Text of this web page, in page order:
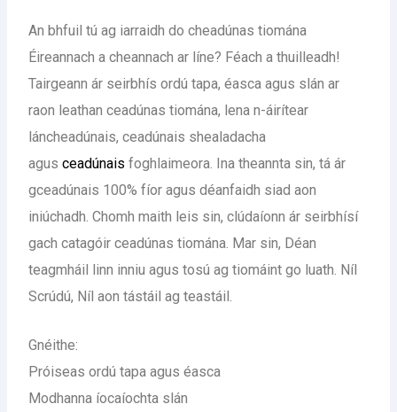
An bhfuil tú ag iarraidh do cheadúnas tiomána
Éireannach a cheannach ar líne? Féach a thuilleadh!
Tairgeann ár seirbhís ordú tapa, éasca agus slán ar
raon leathan ceadúnas tiomána, lena n-áirítear
láncheadúnais, ceadúnais shealadacha
agusceadúnaisfoghlaimeora. Ina theannta sin, tá ár
gceadúnais 100% fíor agus déanfaidh siad aon
iniúchadh. Chomh maith leis sin, clúdaíonn ár seirbhísí
gach catagóir ceadúnas tiomána. Mar sin, Déan
teagmháil linn inniu agus tosú ag tiomáint go luath. Níl
Scrúdú, Níl aon tástáil ag teastáil.
Gnéithe:
Próiseas ordú tapa agus éasca
Modhanna íocaíochta slán